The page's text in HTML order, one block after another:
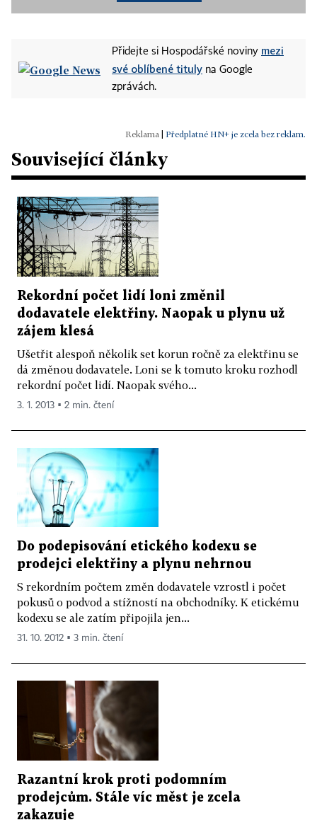
Přidejte si Hospodářské noviny mezi
své oblíbené tituly na Google
zprávách.
Předplatné HN+ je zcela bez reklam.
Související články
Rekordní počet lidí loni změnil
dodavatele elektřiny. Naopak u plynu už
zájem klesá
Ušetřit alespoň několik set korun ročně za elektřinu se
dá změnou dodavatele. Loni se k tomuto kroku rozhodl
rekordní počet lidí. Naopak svého...
3. 1. 2013 ▪ 2 min. čtení
Do podepisování etického kodexu se
prodejci elektřiny a plynu nehrnou
S rekordním počtem změn dodavatele vzrostl i počet
pokusů o podvod a stížností na obchodníky. K etickému
kodexu se ale zatím připojila jen...
31. 10. 2012 ▪ 3 min. čtení
Razantní krok proti podomním
prodejcům. Stále víc měst je zcela
zakazuje